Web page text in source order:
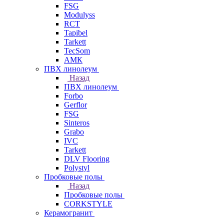
FSG
Modulyss
RCT
Tapibel
Tarkett
TecSom
АМК
ПВХ линолеум
Назад
ПВХ линолеум
Forbo
Gerflor
FSG
Sinteros
Grabo
IVC
Tarkett
DLV Flooring
Polystyl
Пробковые полы
Назад
Пробковые полы
CORKSTYLE
Керамогранит